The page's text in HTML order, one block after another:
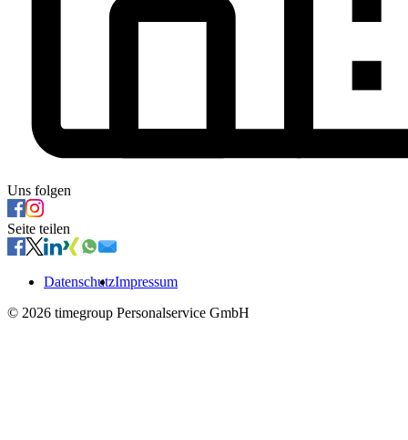
Uns folgen
Seite teilen
DatenschutzImpressum
© 2026 timegroup Personalservice GmbH